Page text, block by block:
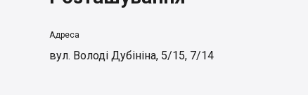
Адреса
вул. Володі Дубініна, 5/15, 7/14